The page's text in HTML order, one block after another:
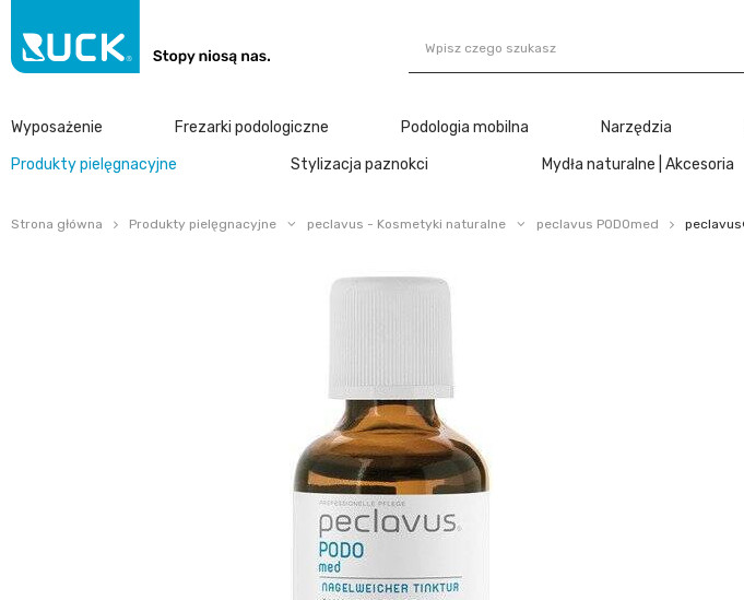
Wyposażenie Frezarki podologiczne Podologia mobilna Narzędzia
Produkty pielęgnacyjne
Stylizacja paznokci Mydła naturalne | Akcesoria
Strona główna Produkty pielęgnacyjne peclavus - Kosmetyki naturalne peclavus PODOmed